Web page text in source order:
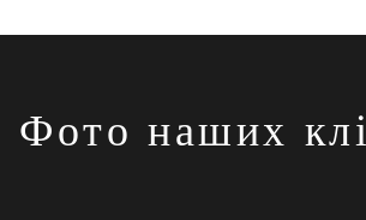
Фото наших